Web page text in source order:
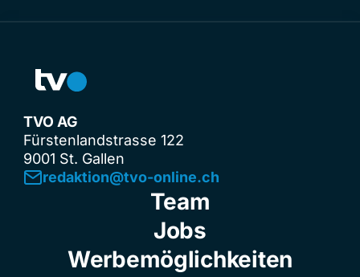
TVO AG
Fürstenlandstrasse 122
9001 St. Gallen
redaktion@tvo-online.ch
Team
Jobs
Werbemöglichkeiten